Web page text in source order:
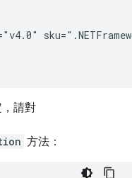
請對
方法：